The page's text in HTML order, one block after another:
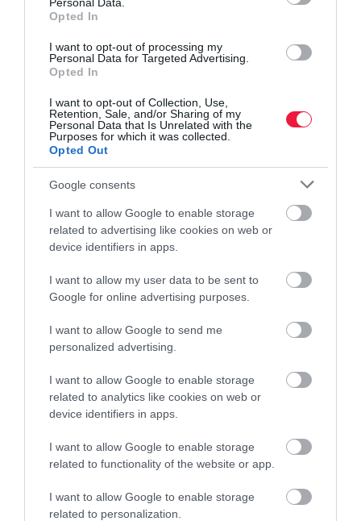
Opted In
I want to opt-out of processing my
Personal Data for Targeted Advertising.
Opted In
I want to opt-out of Collection, Use,
Retention, Sale, and/or Sharing of my
Personal Data that Is Unrelated with the
Purposes for which it was collected.
Opted Out
Google consents
I want to allow Google to enable storage
related to advertising like cookies on web or
device identifiers in apps.
I want to allow my user data to be sent to
Google for online advertising purposes.
I want to allow Google to send me
personalized advertising.
I want to allow Google to enable storage
related to analytics like cookies on web or
device identifiers in apps.
I want to allow Google to enable storage
related to functionality of the website or app.
I want to allow Google to enable storage
related to personalization.
INNOVÁCIÓ
Véget érhet a férfiuralom a söriparban
A nagy sörgyártók célközönsége elsősorban férfiakból áll. Pedig
lassan utoléri a férfiakét. Részben ezt a jelenséget lovagolnák meg